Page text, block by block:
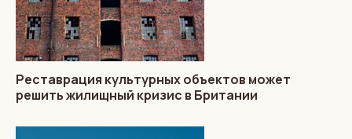
Реставрация культурных объектов может
решить жилищный кризис в Британии